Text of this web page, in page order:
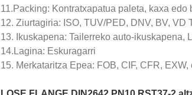
11.Packing: Kontratxapatua paleta, kaxa
12. Ziurtagiria: ISO, TUV/PED, DNV, BV, VD
13. Ikuskapena: Tailerreko auto-
14.Lagina: Eskuragarri
15. Merkataritza Epea: FOB, CIF, CFR, EXW,